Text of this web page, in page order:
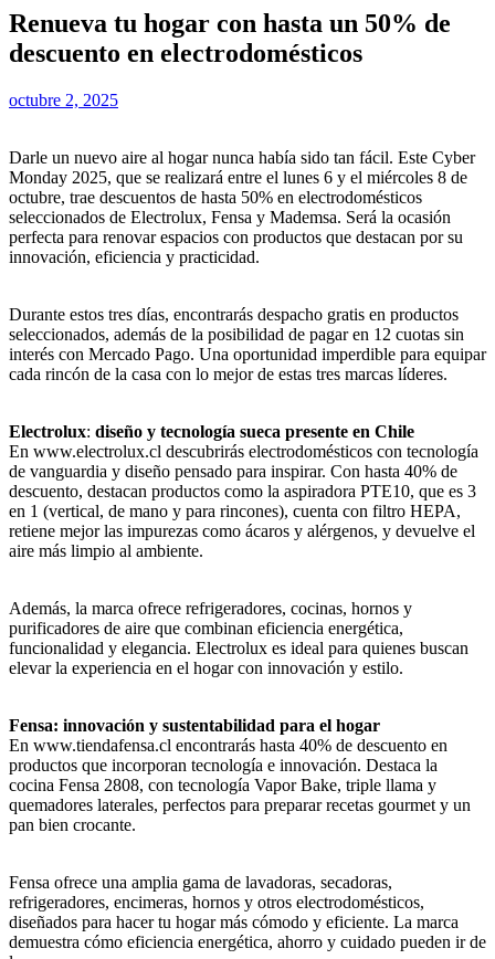
Renueva tu hogar con hasta un 50% de
descuento en electrodomésticos
octubre 2, 2025
Darle un nuevo aire al hogar nunca había sido tan fácil. Este Cyber
Monday 2025, que se realizará entre el lunes 6 y el miércoles 8 de
octubre, trae descuentos de hasta 50% en electrodomésticos
seleccionados de Electrolux, Fensa y Mademsa. Será la ocasión
perfecta para renovar espacios con productos que destacan por su
innovación, eficiencia y practicidad.
Durante estos tres días, encontrarás despacho gratis en productos
seleccionados, además de la posibilidad de pagar en 12 cuotas sin
interés con Mercado Pago. Una oportunidad imperdible para equipar
cada rincón de la casa con lo mejor de estas tres marcas líderes.
Electrolux: diseño y tecnología sueca presente en Chile
En www.electrolux.cl descubrirás electrodomésticos con tecnología
de vanguardia y diseño pensado para inspirar. Con hasta 40% de
descuento, destacan productos como la aspiradora PTE10, que es 3
en 1 (vertical, de mano y para rincones), cuenta con filtro HEPA,
retiene mejor las impurezas como ácaros y alérgenos, y devuelve el
aire más limpio al ambiente.
Además, la marca ofrece refrigeradores, cocinas, hornos y
purificadores de aire que combinan eficiencia energética,
funcionalidad y elegancia. Electrolux es ideal para quienes buscan
elevar la experiencia en el hogar con innovación y estilo.
Fensa: innovación y sustentabilidad para el hogar
En www.tiendafensa.cl encontrarás hasta 40% de descuento en
productos que incorporan tecnología e innovación. Destaca la
cocina Fensa 2808, con tecnología Vapor Bake, triple llama y
quemadores laterales, perfectos para preparar recetas gourmet y un
pan bien crocante.
Fensa ofrece una amplia gama de lavadoras, secadoras,
refrigeradores, encimeras, hornos y otros electrodomésticos,
diseñados para hacer tu hogar más cómodo y eficiente. La marca
demuestra cómo eficiencia energética, ahorro y cuidado pueden ir de